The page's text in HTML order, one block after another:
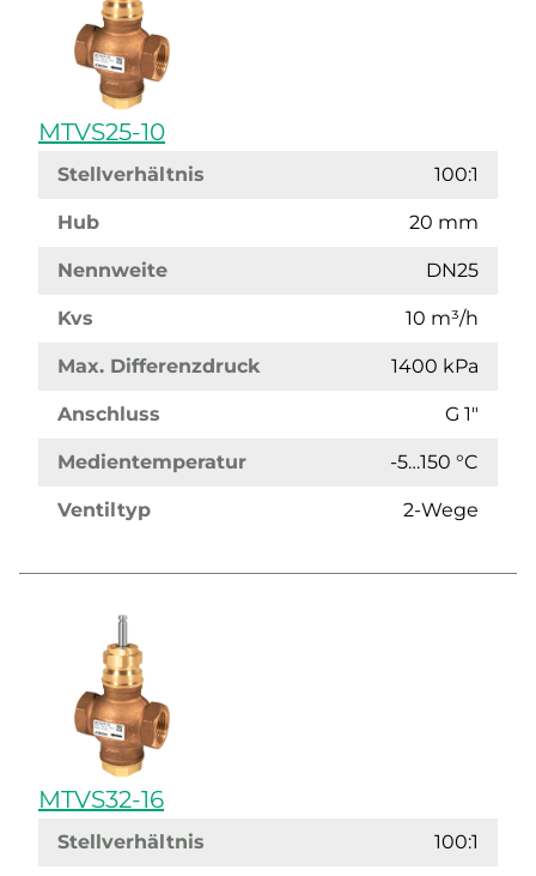
MTVS25-10
Stellverhältnis 100:1
Hub 20 mm
Nennweite DN25
Kvs 10 m³/h
Max. Differenzdruck 1400 kPa
Anschluss G 1"
Medientemperatur -5…150 °C
Ventiltyp 2-Wege
MTVS32-16
Stellverhältnis 100:1